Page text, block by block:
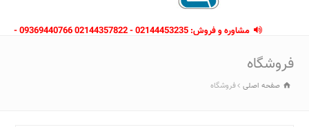
مشاوره و فروش: 02144453235 - 02144357822 09369440766 -
فروشگاه
صفحه اصلی فروشگاه